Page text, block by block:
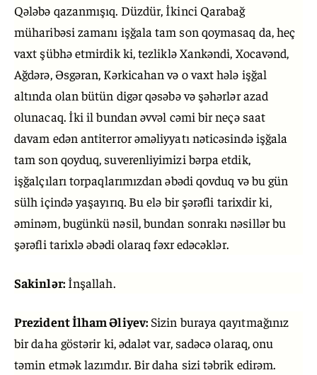
Qələbə qazanmışıq. Düzdür, İkinci Qarabağ
müharibəsi zamanı işğala tam son qoymasaq da, heç
vaxt şübhə etmirdik ki, tezliklə Xankəndi, Xocavənd,
Ağdərə, Əsgəran, Kərkicahan və o vaxt hələ işğal
altında olan bütün digər qəsəbə və şəhərlər azad
olunacaq. İki il bundan əvvəl cəmi bir neçə saat
davam edən antiterror əməliyyatı nəticəsində işğala
tam son qoyduq, suverenliyimizi bərpa etdik,
işğalçıları torpaqlarımızdan əbədi qovduq və bu gün
sülh içində yaşayırıq. Bu elə bir şərəfli tarixdir ki,
əminəm, bugünkü nəsil, bundan sonrakı nəsillər bu
şərəfli tarixlə əbədi olaraq fəxr edəcəklər.
Sakinlər:İnşallah.
Prezident İlham Əliyev:Sizin buraya qayıtmağınız
bir daha göstərir ki, ədalət var, sadəcə olaraq, onu
təmin etmək lazımdır. Bir daha sizi təbrik edirəm.